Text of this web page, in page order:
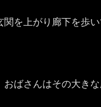
を上がり廊下を歩い
さんはその大きな